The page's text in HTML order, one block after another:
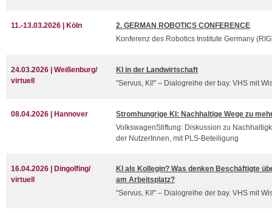
11.-13.03.2026 | Köln
2. GERMAN ROBOTICS CONFERENCE
Konferenz des Robotics Institute Germany
24.03.2026 | Weißenburg/
virtuell
KI in der Landwirtschaft
"Servus, KI!" – Dialogreihe der bay. VHS mit
08.04.2026 | Hannover
Stromhungrige KI: Nachhaltige Wege zu
VolkswagenStiftung: Diskussion zu
der NutzerInnen, mit PLS-Beteiligung
16.04.2026 | Dingolfing/
virtuell
KI als Kollegin? Was denken Beschäftigte
am Arbeitsplatz?
"Servus, KI!" – Dialogreihe der bay. VHS mit